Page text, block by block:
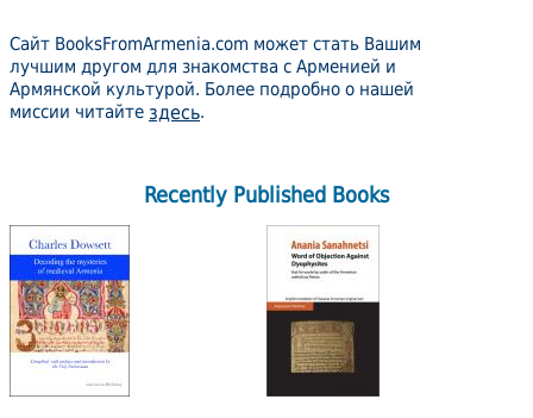
Сайт BooksFromArmenia.com может стать Вашим
лучшим другом для знакомства с Арменией и
Армянской культурой. Более подробно о нашей
миссии читайте здесь.
Recently Published Books